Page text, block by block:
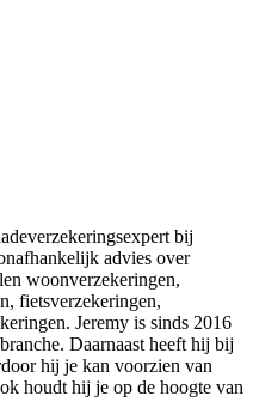
bij
advies over
woonverzekeringen,
fietsverzekeringen,
Jeremy is sinds 2016
Daarnaast heeft hij bij
hij je kan voorzien van
houdt hij je op de hoogte van